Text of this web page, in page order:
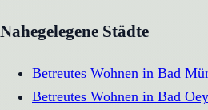
Nahegelegene Städte
Betreutes Wohnen in Bad
Betreutes Wohnen in Bad